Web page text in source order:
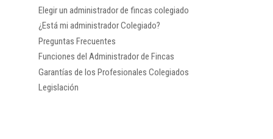
Elegir un administrador de fincas colegiado
¿Está mi administrador Colegiado?
Preguntas Frecuentes
Funciones del Administrador de Fincas
Garantías de los Profesionales Colegiados
Legislación